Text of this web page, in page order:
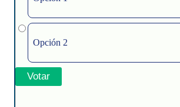
Opción 2